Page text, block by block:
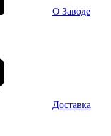
О Заводе
Доставка